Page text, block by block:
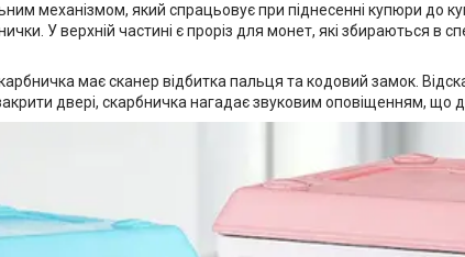
механізмом, який спрацьовує при піднесенні купюри до
У верхній частині є проріз для монет, які збираються в
має сканер відбитка пальця та кодовий замок.
двері, скарбничка нагадає звуковим оповіщенням, що